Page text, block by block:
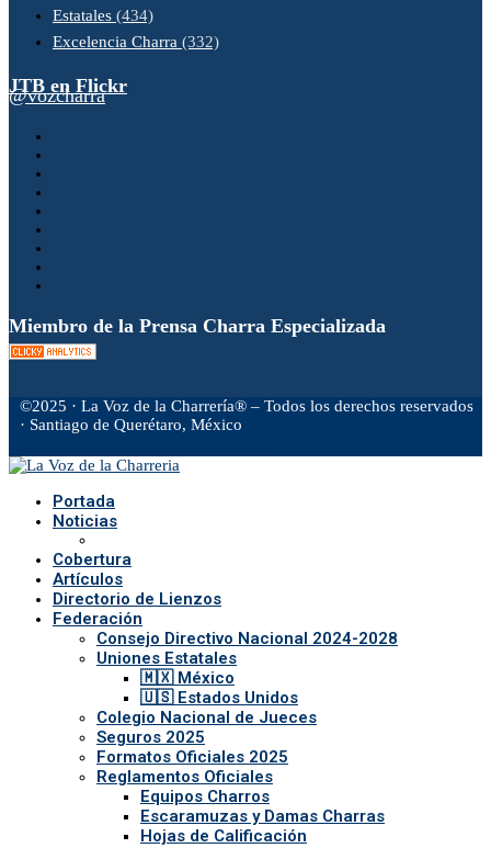
Estatales (434)
Excelencia Charra (332)
JTB en Flickr
@vozcharra
Miembro de la Prensa Charra Especializada
©2025 · La Voz de la Charrería® – Todos los derechos reservados
· Santiago de Querétaro, México
Portada
Noticias
Cobertura
Artículos
Directorio de Lienzos
Federación
Consejo Directivo Nacional 2024-2028
Uniones Estatales
🇲🇽 México
🇺🇸 Estados Unidos
Colegio Nacional de Jueces
Seguros 2025
Formatos Oficiales 2025
Reglamentos Oficiales
Equipos Charros
Escaramuzas y Damas Charras
Hojas de Calificación